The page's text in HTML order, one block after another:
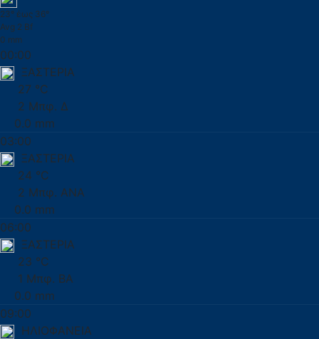
23° έως 36°
Avg 2 Bf
0 mm
00:00
ΞΑΣΤΕΡΙΑ
27 °C
2 Μπφ. Δ
0.0 mm
03:00
ΞΑΣΤΕΡΙΑ
24 °C
2 Μπφ. ΑΝΑ
0.0 mm
06:00
ΞΑΣΤΕΡΙΑ
23 °C
1 Μπφ. ΒΑ
0.0 mm
09:00
ΗΛΙΟΦΑΝΕΙΑ